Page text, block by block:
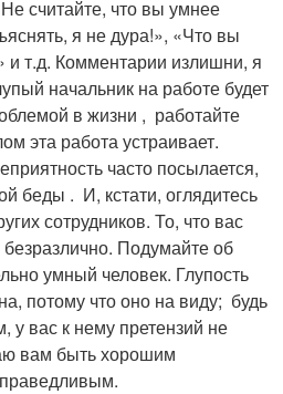
считайте, что вы умнее
я не дура!», «Что вы
т.д. Комментарии излишни, я
начальник на работе будет
в жизни , работайте
эта работа устраивает.
часто посылается,
беды . И, кстати, оглядитесь
сотрудников. То, что вас
Подумайте об
умный человек. Глупость
потому что оно на виду; будь
у вас к нему претензий не
вам быть хорошим